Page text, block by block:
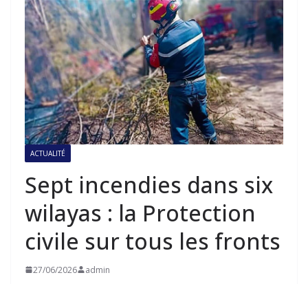
ACTUALITÉ
Sept incendies dans six
wilayas : la Protection
civile sur tous les fronts
27/06/2026 admin